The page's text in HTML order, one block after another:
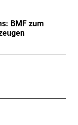
BMF zum